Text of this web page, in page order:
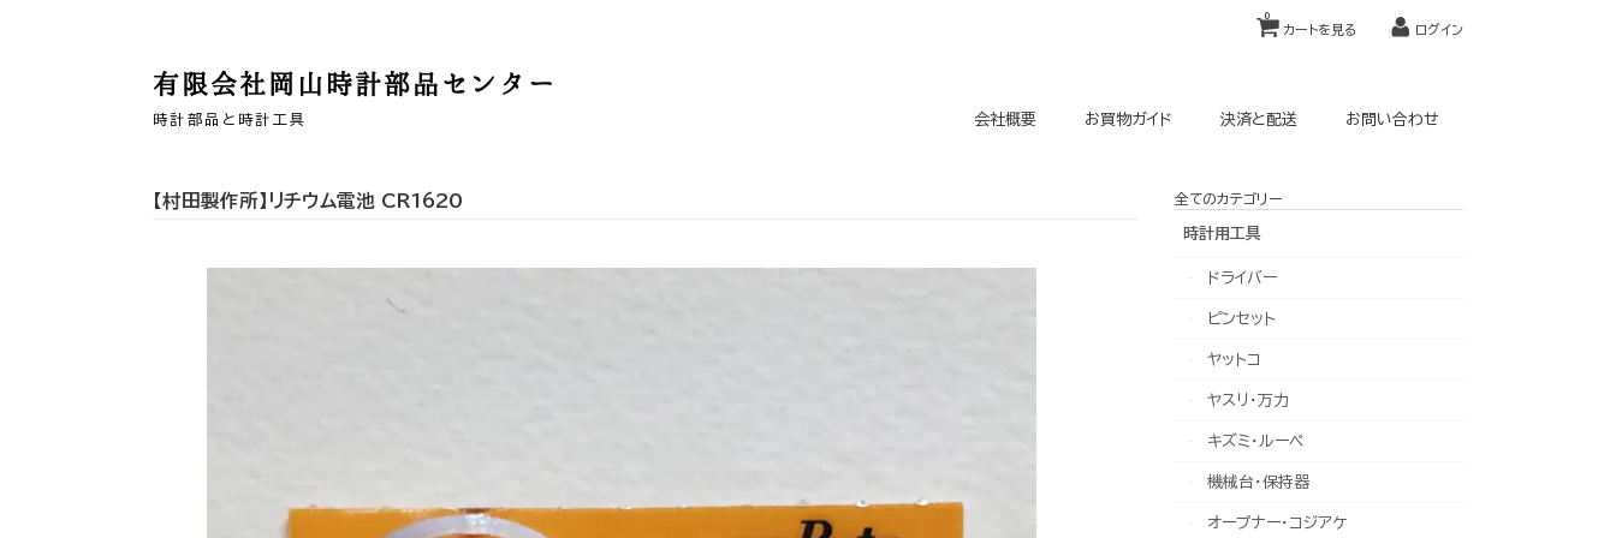
有限会社岡山時計部品センター
時計部品と時計工具
カートを見る
0
ログイン
会社概要 お買物ガイド 決済と配送 お問い合わせ
【村田製作所】リチウム電池 CR1620 全てのカテゴリー
時計用工具
ドライバー
ピンセット
ヤットコ
ヤスリ・万力
キズミ・ルーペ
機械台・保持器
オープナー・コジアケ